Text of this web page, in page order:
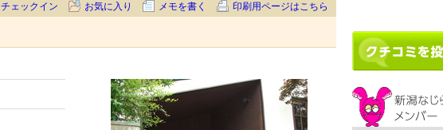
チェックイン お気に入り メモを書く 印刷用ページはこちら